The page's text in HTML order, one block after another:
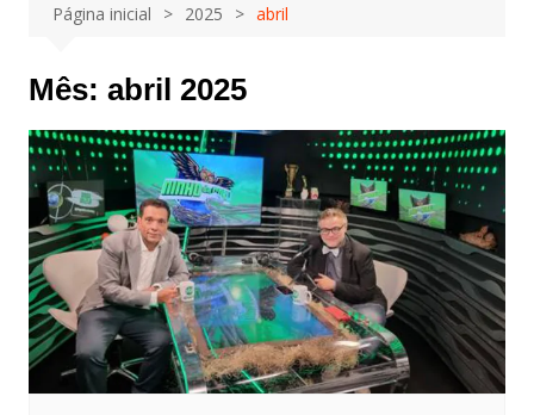
Página inicial 2025 abril
Mês: abril 2025